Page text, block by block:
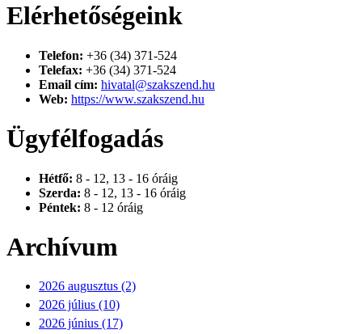
Elérhetőségeink
Telefon: +36 (34) 371-524
Telefax: +36 (34) 371-524
Email cím: hivatal@szakszend.hu
Web: https://www.szakszend.hu
Ügyfélfogadás
Hétfő: 8 - 12, 13 - 16 óráig
Szerda: 8 - 12, 13 - 16 óráig
Péntek: 8 - 12 óráig
Archívum
2026 augusztus (2)
2026 július (10)
2026 június (17)